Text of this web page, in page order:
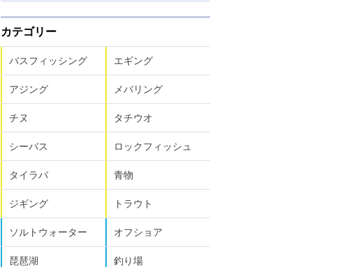
カテゴリー
バスフィッシング エギング
アジング メバリング
チヌ タチウオ
シーバス ロックフィッシュ
タイラバ 青物
ジギング トラウト
ソルトウォーター オフショア
琵琶湖 釣り場